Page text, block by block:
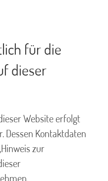
für die
dieser
Website erfolgt
Dessen Kontaktdaten
zur